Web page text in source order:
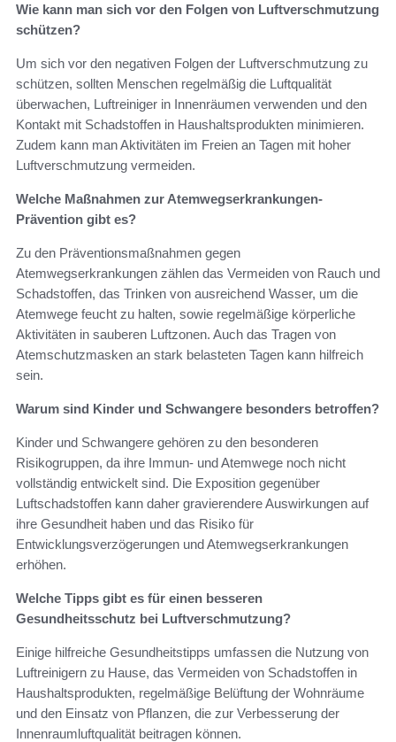
Wie kann man sich vor den Folgen von Luftverschmutzung
schützen?
Um sich vor den negativen Folgen der Luftverschmutzung zu
schützen, sollten Menschen regelmäßig die Luftqualität
überwachen, Luftreiniger in Innenräumen verwenden und den
Kontakt mit Schadstoffen in Haushaltsprodukten minimieren.
Zudem kann man Aktivitäten im Freien an Tagen mit hoher
Luftverschmutzung vermeiden.
Welche Maßnahmen zur Atemwegserkrankungen-
Prävention gibt es?
Zu den Präventionsmaßnahmen gegen
Atemwegserkrankungen zählen das Vermeiden von Rauch und
Schadstoffen, das Trinken von ausreichend Wasser, um die
Atemwege feucht zu halten, sowie regelmäßige körperliche
Aktivitäten in sauberen Luftzonen. Auch das Tragen von
Atemschutzmasken an stark belasteten Tagen kann hilfreich
sein.
Warum sind Kinder und Schwangere besonders betroffen?
Kinder und Schwangere gehören zu den besonderen
Risikogruppen, da ihre Immun- und Atemwege noch nicht
vollständig entwickelt sind. Die Exposition gegenüber
Luftschadstoffen kann daher gravierendere Auswirkungen auf
ihre Gesundheit haben und das Risiko für
Entwicklungsverzögerungen und Atemwegserkrankungen
erhöhen.
Welche Tipps gibt es für einen besseren
Gesundheitsschutz bei Luftverschmutzung?
Einige hilfreiche Gesundheitstipps umfassen die Nutzung von
Luftreinigern zu Hause, das Vermeiden von Schadstoffen in
Haushaltsprodukten, regelmäßige Belüftung der Wohnräume
und den Einsatz von Pflanzen, die zur Verbesserung der
Innenraumluftqualität beitragen können.